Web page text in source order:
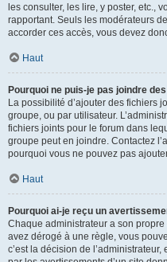
les consulter, les lire, y poster, etc.,
rapportant. Seuls les modérateurs
accorder ces accès, vous devez
Haut
Pourquoi ne puis-je pas joindre
La possibilité d’ajouter des fichiers
groupe, ou par utilisateur.
fichiers joints pour le forum dans
groupe peut en joindre. Contactez
pourquoi vous ne pouvez pas
Haut
Pourquoi ai-je reçu un
Chaque administrateur a son
avez dérogé à une règle, vous
c’est la décision de